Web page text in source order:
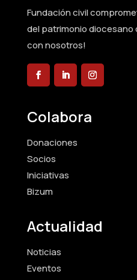
Fundación civil
del patrimonio diocesano
con nosotros!
Colabora
Donaciones
Socios
Iniciativas
Bizum
Actualidad
Noticias
Eventos